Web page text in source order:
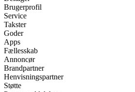
Brugerprofil
Service
Takster
Goder
Apps
Fællesskab
Annoncør
Brandpartner
Henvisningspartner
Støtte